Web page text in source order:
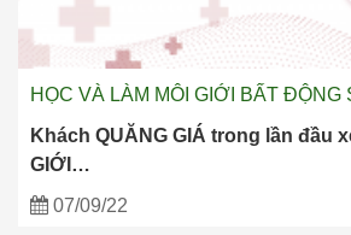
HỌC VÀ LÀM MÔI GIỚI BẤT ĐỘNG
Khách QUĂNG GIÁ trong lần đầu
GIỚI…
07/09/22